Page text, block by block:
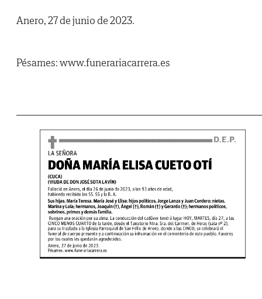
Anero, 27 de junio de 2023.
Pésames: www.funerariacarrera.es